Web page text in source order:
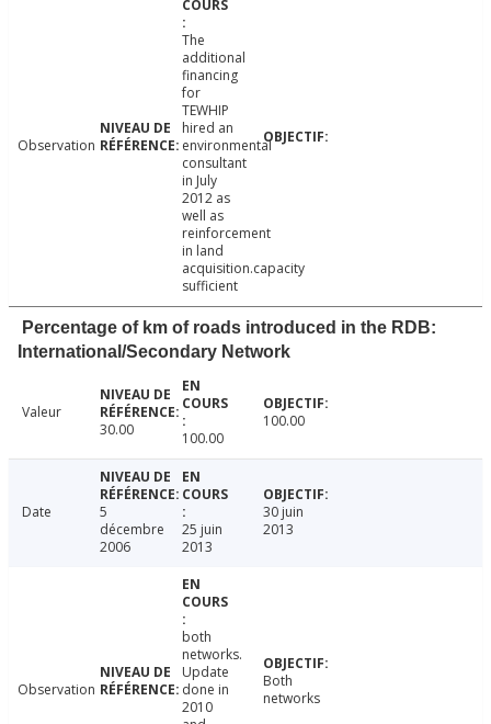
Observation
The
additional
financing
for
TEWHIP
hired an
environmental
consultant
in July
2012 as
well as
reinforcement
in land
acquisition.capacity
sufficient
Percentage of km of roads introduced in the RDB:
International/Secondary Network
Valeur
30.00
100.00
100.00
Date
5
décembre
2006
25 juin
2013
30 juin
2013
Observation
both
networks.
Update
done in
2010
Both
networks